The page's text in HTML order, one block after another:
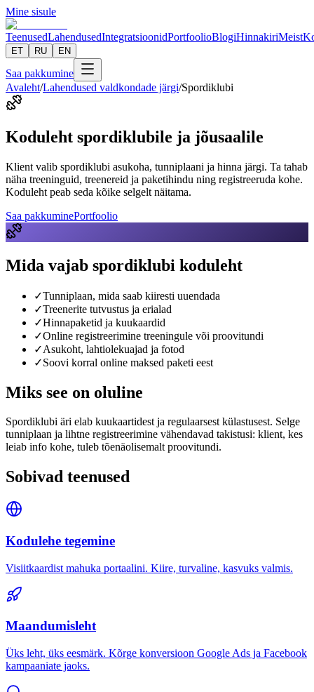
Mine sisule
TeenusedLahendusedIntegratsioonidPortfoolioBlogiHinnakiriMeist
ET RU EN
Saa pakkumine
Avaleht/Lahendused valdkondade järgi/Spordiklubi
Koduleht spordiklubile ja jõusaalile
Klient valib spordiklubi asukoha, tunniplaani ja hinna järgi. Ta tahab
näha treeninguid, treenereid ja paketihindu ning registreeruda kohe.
Koduleht peab seda kõike selgelt näitama.
Saa pakkuminePortfoolio
Mida vajab spordiklubi koduleht
✓Tunniplaan, mida saab kiiresti uuendada
✓Treenerite tutvustus ja erialad
✓Hinnapaketid ja kuukaardid
✓Online registreerimine treeningule või proovitundi
✓Asukoht, lahtiolekuajad ja fotod
✓Soovi korral online maksed paketi eest
Miks see on oluline
Spordiklubi äri elab kuukaartidest ja regulaarsest külastusest. Selge
tunniplaan ja lihtne registreerimine vähendavad takistusi: klient, kes
leiab info kohe, tuleb tõenäolisemalt proovitundi.
Sobivad teenused
Kodulehe tegemine
Visiitkaardist mahuka portaalini. Kiire, turvaline, kasvuks valmis.
Maandumisleht
Üks leht, üks eesmärk. Kõrge konversioon Google Ads ja Facebook
kampaaniate jaoks.